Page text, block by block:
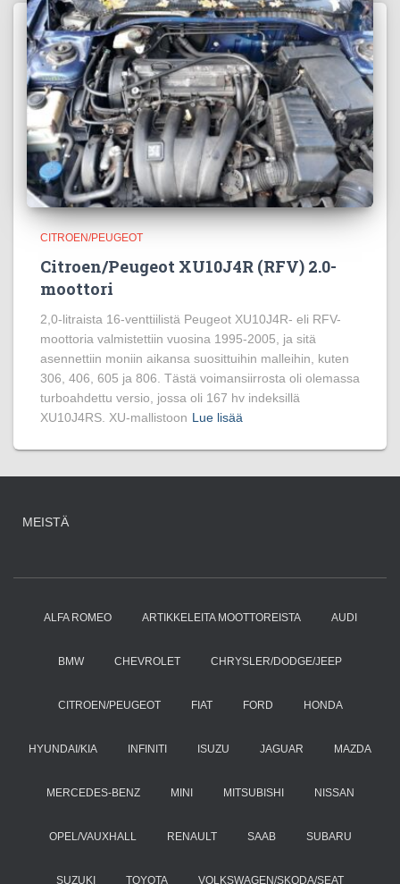
CITROEN/PEUGEOT
Citroen/Peugeot XU10J4R (RFV) 2.0-
moottori
2,0-litraista 16-venttiilistä Peugeot XU10J4R- eli RFV-
moottoria valmistettiin vuosina 1995-2005, ja sitä
asennettiin moniin aikansa suosittuihin malleihin, kuten
306, 406, 605 ja 806. Tästä voimansiirrosta oli olemassa
turboahdettu versio, jossa oli 167 hv indeksillä
XU10J4RS. XU-mallistoon Lue lisää
MEISTÄ
ALFA ROMEO ARTIKKELEITA MOOTTOREISTA AUDI
BMW CHEVROLET CHRYSLER/DODGE/JEEP
CITROEN/PEUGEOT FIAT FORD HONDA
HYUNDAI/KIA INFINITI ISUZU JAGUAR MAZDA
MERCEDES-BENZ MINI MITSUBISHI NISSAN
OPEL/VAUXHALL RENAULT SAAB SUBARU
SUZUKI TOYOTA VOLKSWAGEN/SKODA/SEAT